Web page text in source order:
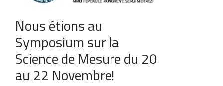
Nous étions au
Symposium sur la
Science de Mesure du 20
au 22 Novembre!